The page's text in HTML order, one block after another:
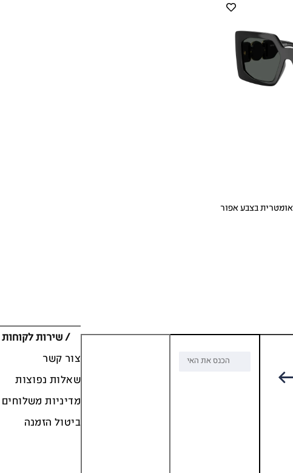
/ שירות לקוחות
צור קשר
שאלות נפוצות
מדיניות משלוחים
ביטול הזמנה